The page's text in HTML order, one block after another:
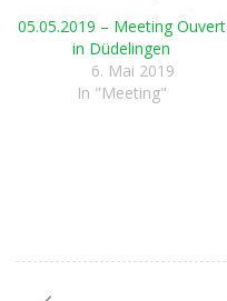
05.05.2019 – Meeting Ouvert
in Düdelingen
6. Mai 2019
In "Meeting"